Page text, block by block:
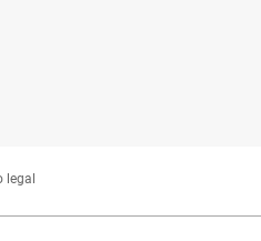
sideloading, NFC, batería
Siri: iPhone, iPad, Mac...
iPhone, iPad, Mac...
y para qué sirve
legal